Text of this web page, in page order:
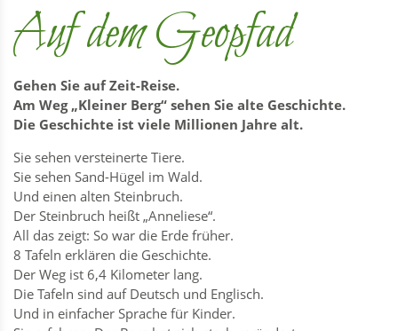
Auf dem Geopfad
Gehen Sie auf Zeit-Reise.
Am Weg „Kleiner Berg“ sehen Sie alte Geschichte.
Die Geschichte ist viele Millionen Jahre alt.
Sie sehen versteinerte Tiere.
Sie sehen Sand-Hügel im Wald.
Und einen alten Steinbruch.
Der Steinbruch heißt „Anneliese“.
All das zeigt: So war die Erde früher.
8 Tafeln erklären die Geschichte.
Der Weg ist 6,4 Kilometer lang.
Die Tafeln sind auf Deutsch und Englisch.
Und in einfacher Sprache für Kinder.